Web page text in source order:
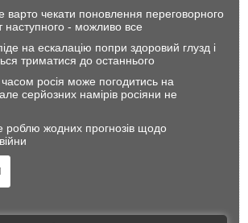
варто чекати поновлення переговорного
наступного - можливо все
на ескалацію попри здоровий глузд і
триматися до останнього
росія може погодитись на
серйозних намірів росіяни не
роблю жодних прогнозів щодо